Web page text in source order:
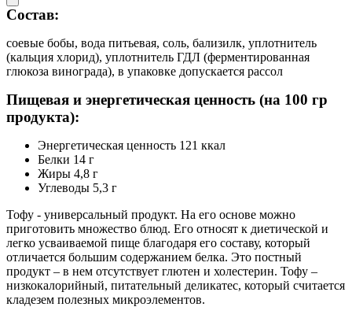
Состав:
соевые бобы, вода питьевая, соль, бализилк, уплотнитель
(кальция хлорид), уплотнитель ГДЛ (ферментированная
глюкоза винограда), в упаковке допускается рассол
Пищевая и энергетическая ценность (на 100 гр
продукта):
Энергетическая ценность 121 ккал
Белки 14 г
Жиры 4,8 г
Углеводы 5,3 г
Тофу - универсальный продукт. На его основе можно
приготовить множество блюд. Его относят к диетической и
легко усваиваемой пище благодаря его составу, который
отличается большим содержанием белка. Это постный
продукт – в нем отсутствует глютен и холестерин. Тофу –
низкокалорийный, питательный деликатес, который считается
кладезем полезных микроэлементов.